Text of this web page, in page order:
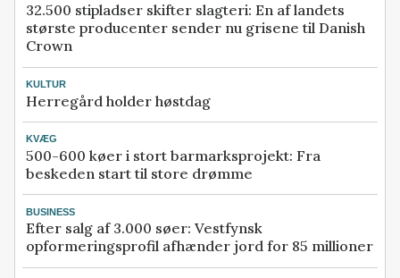
32.500 stipladser skifter slagteri: En af landets
største producenter sender nu grisene til Danish
Crown
KULTUR
Herregård holder høstdag
KVÆG
500-600 køer i stort barmarksprojekt: Fra
beskeden start til store drømme
BUSINESS
Efter salg af 3.000 søer: Vestfynsk
opformeringsprofil afhænder jord for 85 millioner